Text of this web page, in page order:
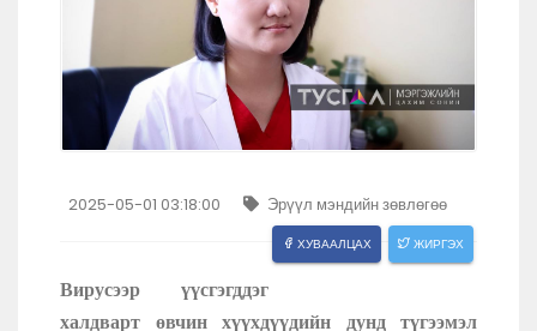
2025-05-01 03:18:00 Эрүүл мэндийн зөвлөгөө
ХУВААЛЦАХ ЖИРГЭХ
Вирусээр үүсгэгддэг
халдварт өвчин хүүхдүүдийн дунд түгээмэл